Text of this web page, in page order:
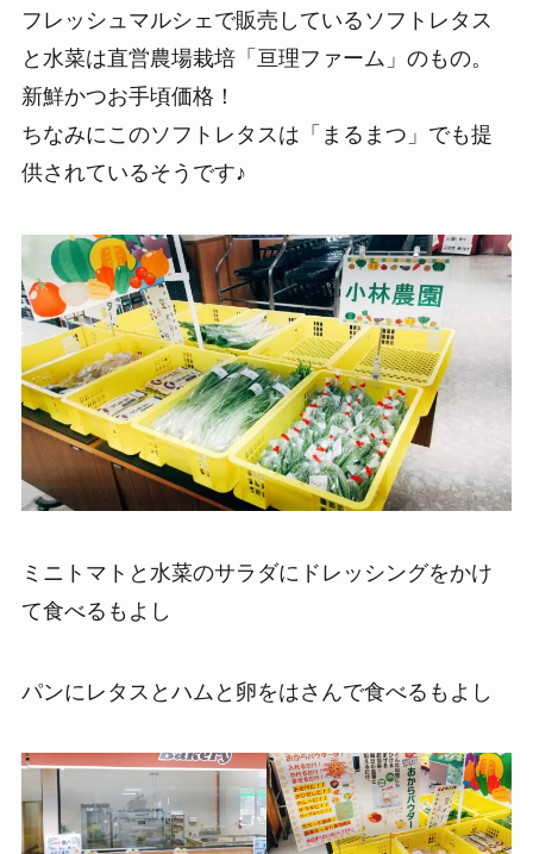
フレッシュマルシェで販売しているソフトレタス
と水菜は直営農場栽培「亘理ファーム」のもの。
新鮮かつお手頃価格！
ちなみにこのソフトレタスは「まるまつ」でも提
供されているそうです♪
ミニトマトと水菜のサラダにドレッシングをかけ
て食べるもよし
パンにレタスとハムと卵をはさんで食べるもよし